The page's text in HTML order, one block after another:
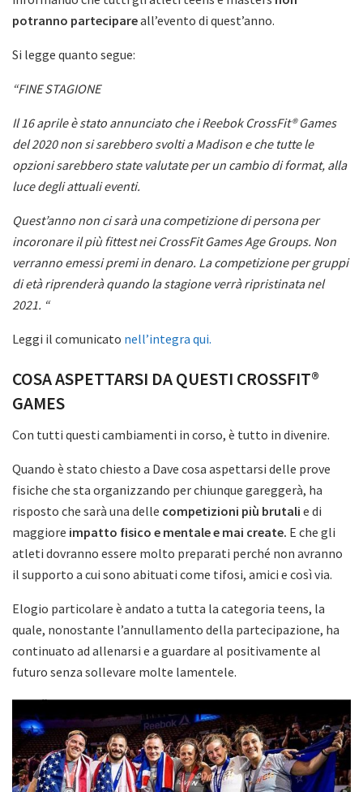
potranno partecipareall’evento di quest’anno.
Si legge quanto segue:
“FINE STAGIONE
Il 16 aprile è stato annunciato che i Reebok CrossFit® Games
del 2020 non si sarebbero svolti a Madison e che tutte le
opzioni sarebbero state valutate per un cambio di format, alla
luce degli attuali eventi.
Quest’anno non ci sarà una competizione di persona per
incoronare il più fittest nei CrossFit Games Age Groups. Non
verranno emessi premi in denaro. La competizione per gruppi
di età riprenderà quando la stagione verrà ripristinata nel
2021. “
Leggi il comunicato nell’integra qui.
COSA ASPETTARSI DA QUESTI CROSSFIT®
GAMES
Con tutti questi cambiamenti in corso, è tutto in divenire.
Quando è stato chiesto a Dave cosa aspettarsi delle prove
fisiche che sta organizzando per chiunque gareggerà, ha
risposto che sarà una delle competizioni più brutali e di
maggiore impatto fisico e mentale e mai create. E che gli
atleti dovranno essere molto preparati perché non avranno
il supporto a cui sono abituati come tifosi, amici e così via.
Elogio particolare è andato a tutta la categoria teens, la
quale, nonostante l’annullamento della partecipazione, ha
continuato ad allenarsi e a guardare al positivamente al
futuro senza sollevare molte lamentele.